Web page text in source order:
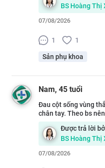
BS Hoàng Thị
07/08/2026
1 1
Sản phụ khoa
Nam, 45 tuổi
Đau cột sống vùng
chân tay. Theo bs
Được trả lời
BS Hoàng Thị
07/08/2026